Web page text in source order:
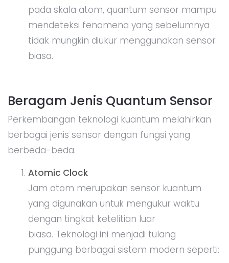
pada skala atom, quantum sensor mampu
mendeteksi fenomena yang sebelumnya
tidak mungkin diukur menggunakan sensor
biasa.
Beragam Jenis Quantum Sensor
Perkembangan teknologi kuantum melahirkan
berbagai jenis sensor dengan fungsi yang
berbeda-beda.
Atomic Clock
Jam atom merupakan sensor kuantum
yang digunakan untuk mengukur waktu
dengan tingkat ketelitian luar
biasa. Teknologi ini menjadi tulang
punggung berbagai sistem modern seperti: